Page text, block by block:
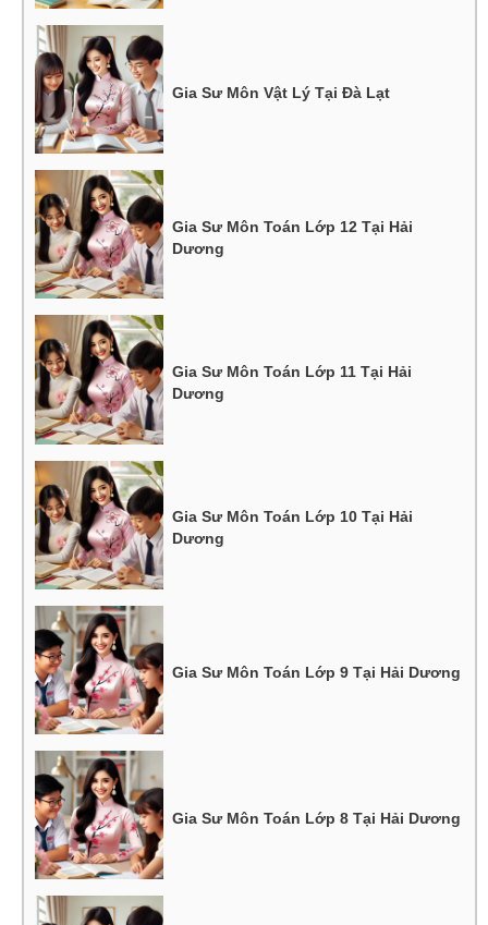
Gia Sư Môn Vật Lý Tại Đà Lạt
Gia Sư Môn Toán Lớp 12 Tại Hải
Dương
Gia Sư Môn Toán Lớp 11 Tại Hải
Dương
Gia Sư Môn Toán Lớp 10 Tại Hải
Dương
Gia Sư Môn Toán Lớp 9 Tại Hải Dương
Gia Sư Môn Toán Lớp 8 Tại Hải Dương